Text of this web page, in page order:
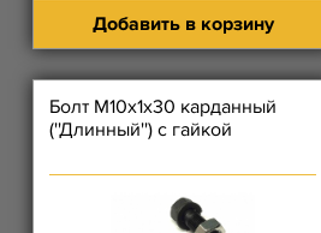
Добавить в корзину
Болт М10х1х30 карданный
(''Длинный'') с гайкой